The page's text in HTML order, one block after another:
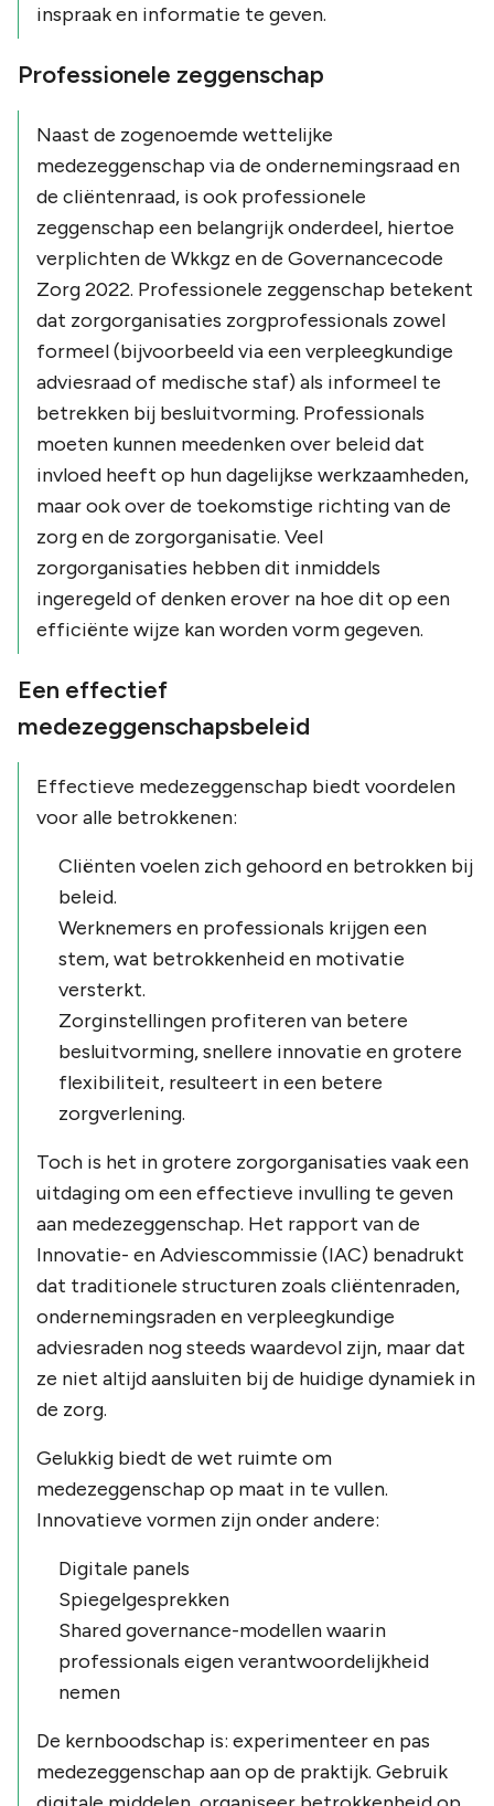
inspraak en informatie te geven.
Professionele zeggenschap
Naast de zogenoemde wettelijke
medezeggenschap via de ondernemingsraad en
de cliëntenraad, is ook professionele
zeggenschap een belangrijk onderdeel, hiertoe
verplichten de Wkkgz en de Governancecode
Zorg 2022. Professionele zeggenschap betekent
dat zorgorganisaties zorgprofessionals zowel
formeel (bijvoorbeeld via een verpleegkundige
adviesraad of medische staf) als informeel te
betrekken bij besluitvorming. Professionals
moeten kunnen meedenken over beleid dat
invloed heeft op hun dagelijkse werkzaamheden,
maar ook over de toekomstige richting van de
zorg en de zorgorganisatie. Veel
zorgorganisaties hebben dit inmiddels
ingeregeld of denken erover na hoe dit op een
efficiënte wijze kan worden vorm gegeven.
Een effectief
medezeggenschapsbeleid
Effectieve medezeggenschap biedt voordelen
voor alle betrokkenen:
Cliënten voelen zich gehoord en betrokken bij
beleid.
Werknemers en professionals krijgen een
stem, wat betrokkenheid en motivatie
versterkt.
Zorginstellingen profiteren van betere
besluitvorming, snellere innovatie en grotere
flexibiliteit, resulteert in een betere
zorgverlening.
Toch is het in grotere zorgorganisaties vaak een
uitdaging om een effectieve invulling te geven
aan medezeggenschap. Het rapport van de
Innovatie- en Adviescommissie (IAC) benadrukt
dat traditionele structuren zoals cliëntenraden,
ondernemingsraden en verpleegkundige
adviesraden nog steeds waardevol zijn, maar dat
ze niet altijd aansluiten bij de huidige dynamiek in
de zorg.
Gelukkig biedt de wet ruimte om
medezeggenschap op maat in te vullen.
Innovatieve vormen zijn onder andere:
Digitale panels
Spiegelgesprekken
Shared governance-modellen waarin
professionals eigen verantwoordelijkheid
nemen
De kernboodschap is: experimenteer en pas
medezeggenschap aan op de praktijk. Gebruik